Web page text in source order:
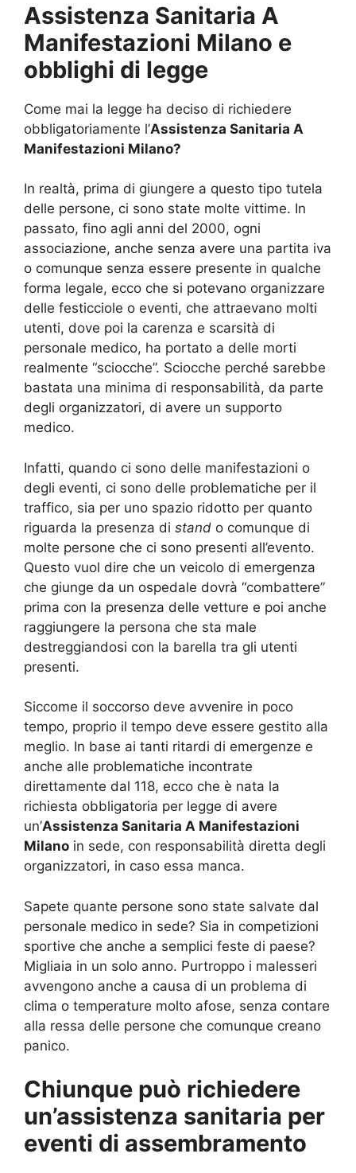
Assistenza Sanitaria A
Manifestazioni Milano e
obblighi di legge
Come mai la legge ha deciso di richiedere
obbligatoriamente l’Assistenza Sanitaria A
Manifestazioni Milano?
In realtà, prima di giungere a questo tipo tutela
delle persone, ci sono state molte vittime. In
passato, fino agli anni del 2000, ogni
associazione, anche senza avere una partita iva
o comunque senza essere presente in qualche
forma legale, ecco che si potevano organizzare
delle festicciole o eventi, che attraevano molti
utenti, dove poi la carenza e scarsità di
personale medico, ha portato a delle morti
realmente “sciocche”. Sciocche perché sarebbe
bastata una minima di responsabilità, da parte
degli organizzatori, di avere un supporto
medico.
Infatti, quando ci sono delle manifestazioni o
degli eventi, ci sono delle problematiche per il
traffico, sia per uno spazio ridotto per quanto
riguarda la presenza di stand o comunque di
molte persone che ci sono presenti all’evento.
Questo vuol dire che un veicolo di emergenza
che giunge da un ospedale dovrà “combattere”
prima con la presenza delle vetture e poi anche
raggiungere la persona che sta male
destreggiandosi con la barella tra gli utenti
presenti.
Siccome il soccorso deve avvenire in poco
tempo, proprio il tempo deve essere gestito alla
meglio. In base ai tanti ritardi di emergenze e
anche alle problematiche incontrate
direttamente dal 118, ecco che è nata la
richiesta obbligatoria per legge di avere
un’Assistenza Sanitaria A Manifestazioni
Milano in sede, con responsabilità diretta degli
organizzatori, in caso essa manca.
Sapete quante persone sono state salvate dal
personale medico in sede? Sia in competizioni
sportive che anche a semplici feste di paese?
Migliaia in un solo anno. Purtroppo i malesseri
avvengono anche a causa di un problema di
clima o temperature molto afose, senza contare
alla ressa delle persone che comunque creano
panico.
Chiunque può richiedere
un’assistenza sanitaria per
eventi di assembramento